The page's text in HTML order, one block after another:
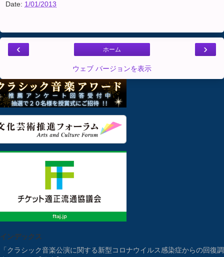
Date: 1/01/2013
‹ ›
ホーム
ウェブ バージョンを表示
インデックス
「クラシック音楽公演に関する新型コロナウイルス感染症からの回復調